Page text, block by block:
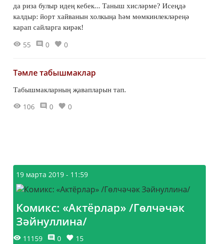
да риза булыр идең кебек... Таныш хисләрме? Исеңдә
калдыр: йорт хайванын холкыңа һәм мөмкинлекләреңә
карап сайларга кирәк!
55 0 0
Тәмле табышмаклар
Табышмакларның җавапларын тап.
106 0 0
19 марта 2019 - 11:59
Комикс: «Актёрлар» /Гөлчәчәк
Зәйнуллина/
11159 0 15